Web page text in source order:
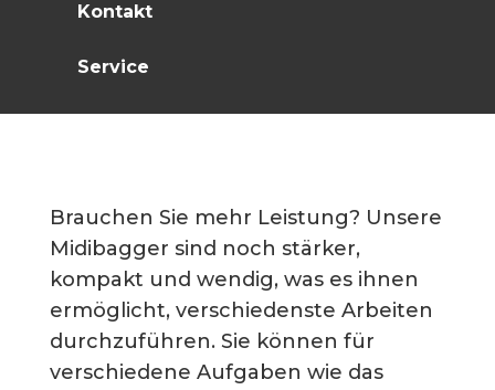
Kontakt
Service
Brauchen Sie mehr Leistung? Unsere
Midibagger sind noch stärker,
kompakt und wendig, was es ihnen
ermöglicht, verschiedenste Arbeiten
durchzuführen. Sie können für
verschiedene Aufgaben wie das